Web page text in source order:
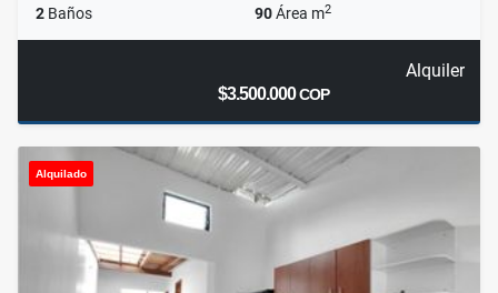
2 Baños 90Área m2
Alquiler
$3.500.000COP
Alquilado